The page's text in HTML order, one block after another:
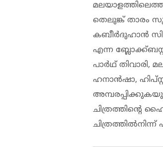
തെലുങ്ക് താരം
കബീർദുഹാൻ
എന്ന
പാർഥ് തിവാരി,
ഹനാൻഷാ,
ചിത്രത്തിന്റെ